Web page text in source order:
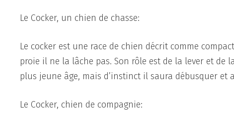
Le Cocker, un chien de chasse:
Le cocker est une race de chien décrit comme
proie il ne la lâche pas. Son rôle est de la lever et de
plus jeune âge, mais d’instinct il saura débusquer
Le Cocker, chien de compagnie: